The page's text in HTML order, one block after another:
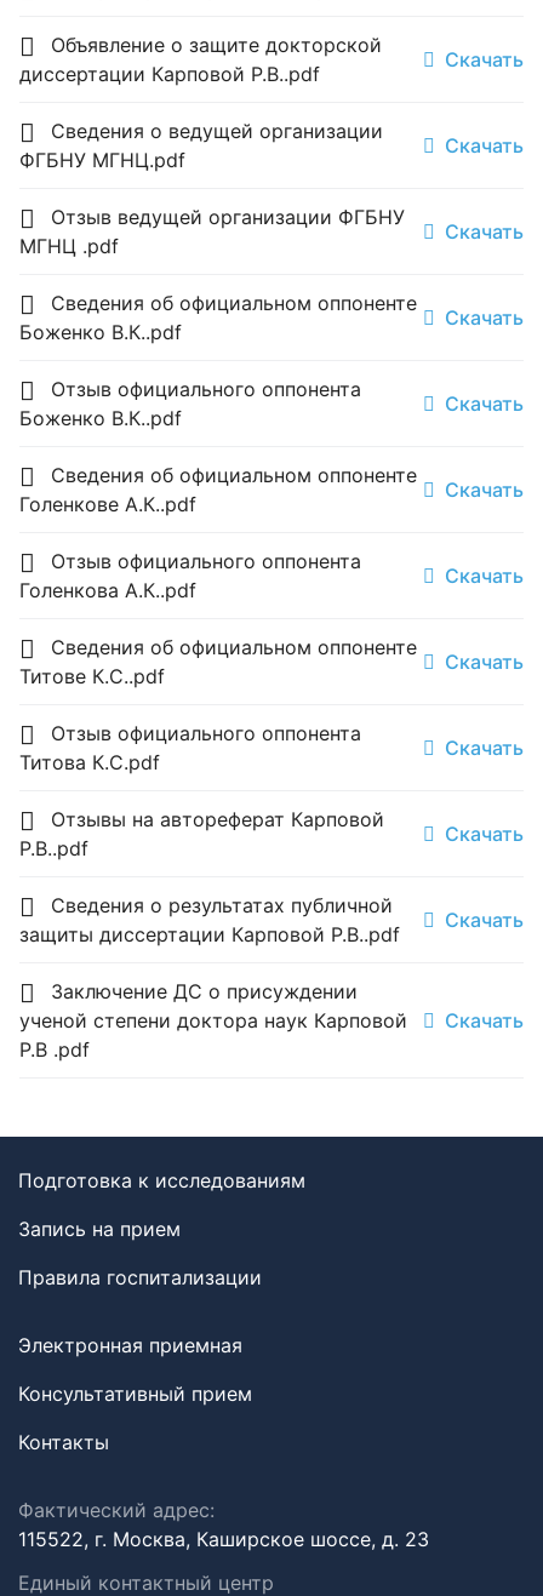
Объявление о защите докторской
диссертации Карповой Р.В..pdf
Скачать
Сведения о ведущей организации
ФГБНУ МГНЦ.pdf
Скачать
Отзыв ведущей организации ФГБНУ
МГНЦ .pdf
Скачать
Сведения об официальном оппоненте
Боженко В.К..pdf
Скачать
Отзыв официального оппонента
Боженко В.К..pdf
Скачать
Сведения об официальном оппоненте
Голенкове А.К..pdf
Скачать
Отзыв официального оппонента
Голенкова А.К..pdf
Скачать
Сведения об официальном оппоненте
Титове К.С..pdf
Скачать
Отзыв официального оппонента
Титова К.С.pdf
Скачать
Отзывы на автореферат Карповой
Р.В..pdf
Скачать
Сведения о результатах публичной
защиты диссертации Карповой Р.В..pdf
Скачать
Заключение ДС о присуждении
ученой степени доктора наук Карповой
Р.В .pdf
Скачать
Подготовка к исследованиям
Запись на прием
Правила госпитализации
Электронная приемная
Консультативный прием
Контакты
Фактический адрес:
115522, г. Москва, Каширское шоссе, д. 23
Единый контактный центр